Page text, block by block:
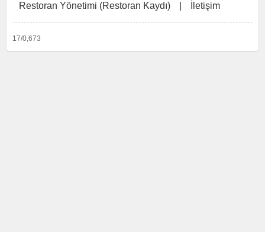
Restoran Yönetimi (Restoran Kaydı)
İletişim
17/0,673